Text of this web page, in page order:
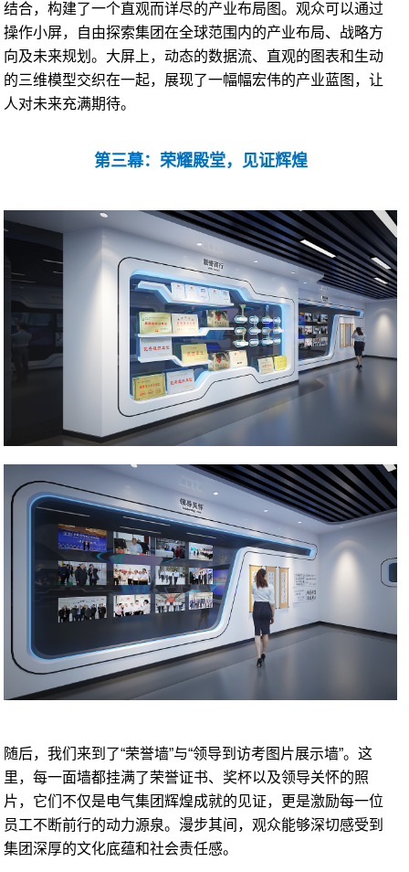
结合，构建了一个直观而详尽的产业布局图。观众可以通过
操作小屏，自由探索集团在全球范围内的产业布局、战略方
向及未来规划。大屏上，动态的数据流、直观的图表和生动
的三维模型交织在一起，展现了一幅幅宏伟的产业蓝图，让
人对未来充满期待。
第三幕：荣耀殿堂，见证辉煌
随后，我们来到了“荣誉墙”与“领导到访考图片展示墙”。这
里，每一面墙都挂满了荣誉证书、奖杯以及领导关怀的照
片，它们不仅是电气集团辉煌成就的见证，更是激励每一位
员工不断前行的动力源泉。漫步其间，观众能够深切感受到
集团深厚的文化底蕴和社会责任感。